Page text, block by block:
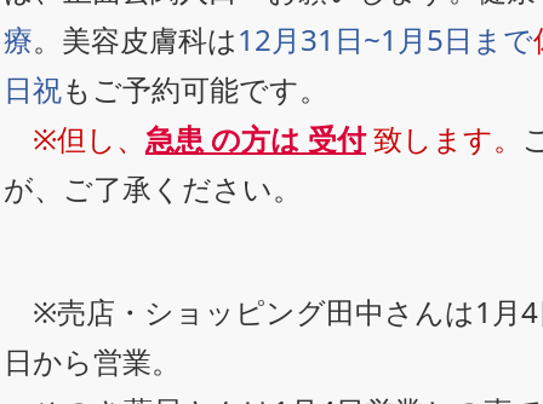
療。美容皮膚科は12月31日~1月5日まで
日祝もご予約可能です。
※但し、 急患 の方は 受付致します。
が、ご了承ください。
※売店・ショッピング田中さんは1月
日から営業。